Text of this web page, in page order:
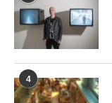
4